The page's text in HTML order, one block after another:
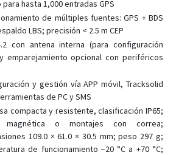
hasta 1,000 entradas GPS
de múltiples fuentes: GPS + BDS
LBS; precisión < 2.5 m CEP
con antena interna (para configuración
emparejamiento opcional con periféricos
y gestión vía APP móvil, Tracksolid
de PC y SMS
compacta y resistente, clasificación IP65;
magnética o montajes con correa;
109.0 × 61.0 × 30.5 mm; peso 297 g;
de funcionamiento −20 °C a +70 °C;